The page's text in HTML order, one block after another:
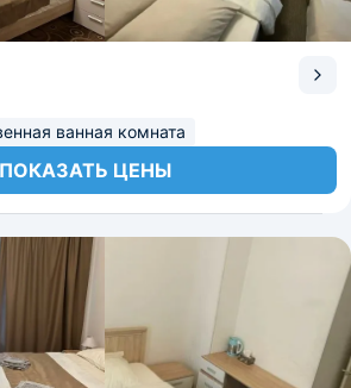
ванная комната
ПОКАЗАТЬ ЦЕНЫ